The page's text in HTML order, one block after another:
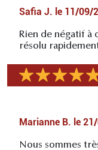
Safia J. le 11/09/
Rien de négatif à
résolu
Marianne B. le
Nous sommes